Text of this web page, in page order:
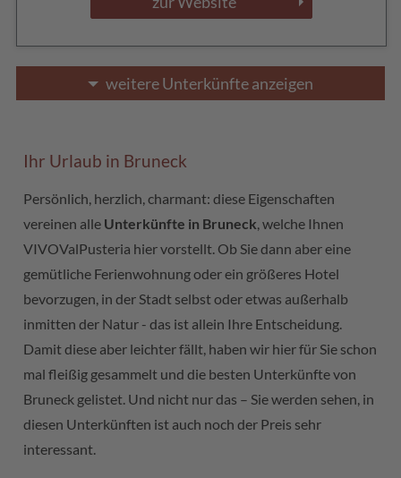
weitere Unterkünfte anzeigen
Ihr Urlaub in Bruneck
Persönlich, herzlich, charmant: diese Eigenschaften
vereinen alle Unterkünfte in Bruneck , welche Ihnen
VIVOValPusteria hier vorstellt. Ob Sie dann aber eine
gemütliche Ferienwohnung oder ein größeres Hotel
bevorzugen, in der Stadt selbst oder etwas außerhalb
inmitten der Natur - das ist allein Ihre Entscheidung.
Damit diese aber leichter fällt, haben wir hier für Sie schon
mal fleißig gesammelt und die besten Unterkünfte von
Bruneck gelistet. Und nicht nur das – Sie werden sehen, in
diesen Unterkünften ist auch noch der Preis sehr
interessant.